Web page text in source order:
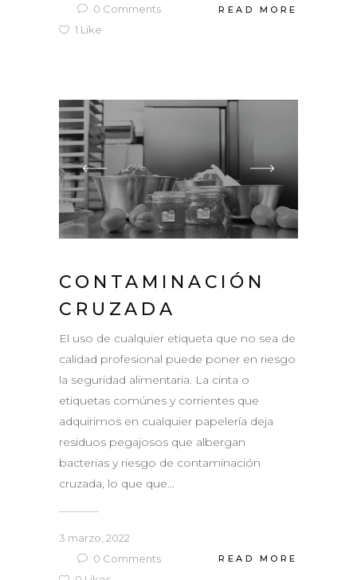
0 Comments
1 Like
READ MORE
CONTAMINACIÓN
CRUZADA
El uso de cualquier etiqueta que no sea de
calidad profesional puede poner en riesgo
la seguridad alimentaria. La cinta o
etiquetas comúnes y corrientes que
adquirimos en cualquier papelería deja
residuos pegajosos que albergan
bacterias y riesgo de contaminación
cruzada, lo que que...
3 marzo, 2022
0 Comments
READ MORE